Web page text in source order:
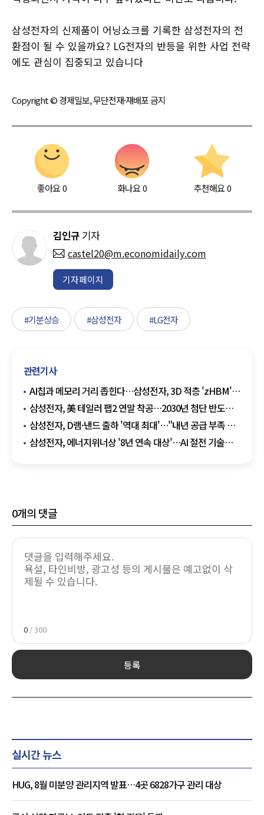
삼성전자의 신제품이 어닝쇼크를 기록한 삼성전자의 전
환점이 될 수 있을까요? LG전자의 반등을 위한 사업 전략
에도 관심이 집중되고 있습니다
Copyright © 경제일보, 무단전재·재배포 금지
좋아요0 화나요0 추천해요 0
김인규 기자
castel20@m.economidaily.com
기자페이지
#기분상승 #삼성전자 #LG전자
관련기사
AI칩과 메모리 거리 좁힌다…삼성전자, 3D 적층 'zHBM'
첫 공개
삼성전자, 美 테일러 팹2 연말 착공…2030년 첨단 반도체
양산 목표
삼성전자, D램·낸드 출하 '역대 최대'…"내년 공급 부족 더
커진다"
삼성전자, 에너지위너상 '8년 연속 대상'…AI 절전 기술
0개의 댓글
0 / 300
등록
실시간 뉴스
HUG, 8월 미분양 관리지역 발표…4곳 6828가구 관리 대상